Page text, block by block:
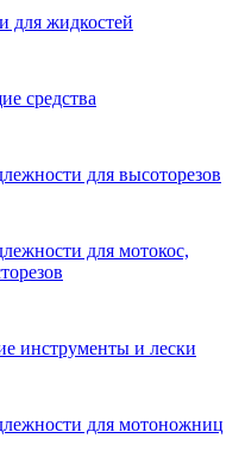
для жидкостей
средства
для высоторезов
для мотокос,
инструменты и лески
для мотоножниц